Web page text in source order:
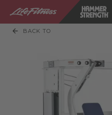
BACK TO